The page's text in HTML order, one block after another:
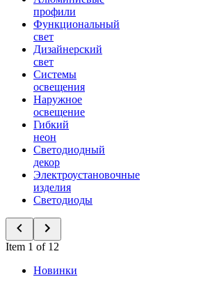
профили
Функциональный
свет
Дизайнерский
свет
Системы
освещения
Наружное
освещение
Гибкий
неон
Светодиодный
декор
Электроустановочные
изделия
Светодиоды
Item 1 of 12
Новинки